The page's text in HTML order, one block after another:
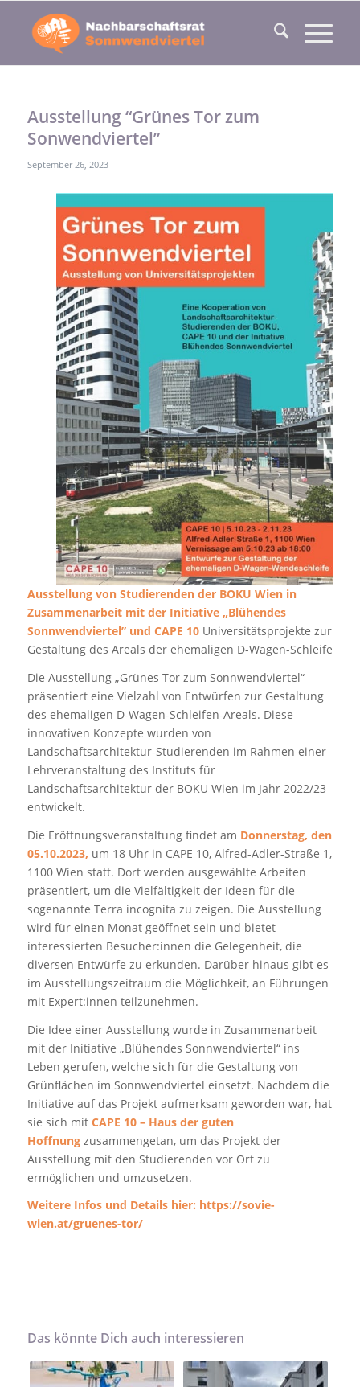
Ausstellung “Grünes Tor zum
Sonwendviertel”
September 26, 2023
Ausstellung von Studierenden der BOKU Wien in
Zusammenarbeit mit der Initiative „Blühendes
Sonnwendviertel” und CAPE 10 Universitätsprojekte zur
Gestaltung des Areals der ehemaligen D-Wagen-Schleife
Die Ausstellung „Grünes Tor zum Sonnwendviertel“
präsentiert eine Vielzahl von Entwürfen zur Gestaltung
des ehemaligen D-Wagen-Schleifen-Areals. Diese
innovativen Konzepte wurden von
Landschaftsarchitektur-Studierenden im Rahmen einer
Lehrveranstaltung des Instituts für
Landschaftsarchitektur der BOKU Wien im Jahr 2022/23
entwickelt.
Die Eröffnungsveranstaltung findet am Donnerstag, den
05.10.2023, um 18 Uhr in CAPE 10, Alfred-Adler-Straße 1,
1100 Wien statt. Dort werden ausgewählte Arbeiten
präsentiert, um die Vielfältigkeit der Ideen für die
sogenannte Terra incognita zu zeigen. Die Ausstellung
wird für einen Monat geöffnet sein und bietet
interessierten Besucher:innen die Gelegenheit, die
diversen Entwürfe zu erkunden. Darüber hinaus gibt es
im Ausstellungszeitraum die Möglichkeit, an Führungen
mit Expert:innen teilzunehmen.
Die Idee einer Ausstellung wurde in Zusammenarbeit
mit der Initiative „Blühendes Sonnwendviertel“ ins
Leben gerufen, welche sich für die Gestaltung von
Grünflächen im Sonnwendviertel einsetzt. Nachdem die
Initiative auf das Projekt aufmerksam geworden war, hat
sie sich mit CAPE 10 – Haus der guten
Hoffnungzusammengetan, um das Projekt der
Ausstellung mit den Studierenden vor Ort zu
ermöglichen und umzusetzen.
Weitere Infos und Details hier: https://sovie-
wien.at/gruenes-tor/
Das könnte Dich auch interessieren